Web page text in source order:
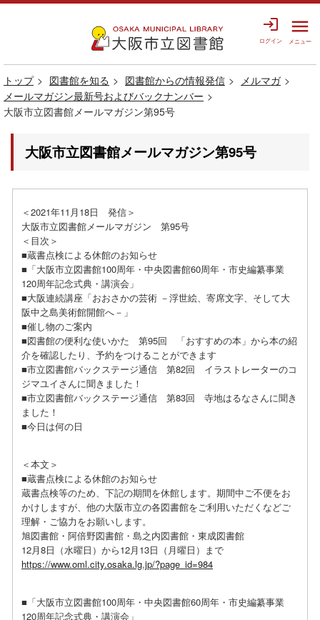
login
ログイン
menu
メニュー
トップ 図書館を知る 図書館からの情報発信
メルマガ
メールマガジン最新号およびバックナンバー
大阪市立図書館メールマガジン第95号
大阪市立図書館メールマガジン第95号
＜2021年11月18日 発信＞
大阪市立図書館メールマガジン 第95号
＜目次＞
■蔵書点検による休館のお知らせ
■「大阪市立図書館100周年・中央図書館60周年・市史編纂事業
120周年記念式典・講演会」
■大阪連続講座「おおさかの芸術 －浮世絵、寄席文字、そして大
阪中之島美術館開館へ－」
■催し物のご案内
■図書館の便利な使いかた 第95回 「おすすめの本」から本の紹
介を確認したり、予約をつけることができます
■市立図書館バックステージ通信 第82回 イラストレーターのコ
ジマユイさんに聞きました！
■市立図書館バックステージ通信 第83回 寺地はるなさんに聞き
ました！
■今日は何の日
＜本文＞
■蔵書点検による休館のお知らせ
蔵書点検等のため、下記の期間を休館します。期間中ご不便をお
かけしますが、他の大阪市立の各図書館をご利用いただくなどご
理解・ご協力をお願いします。
旭図書館・阿倍野図書館・島之内図書館・東成図書館
12月8日（水曜日）から12月13日（月曜日）まで
https://www.oml.city.osaka.lg.jp/?page_id=984
■「大阪市立図書館100周年・中央図書館60周年・市史編纂事業
120周年記念式典・講演会」